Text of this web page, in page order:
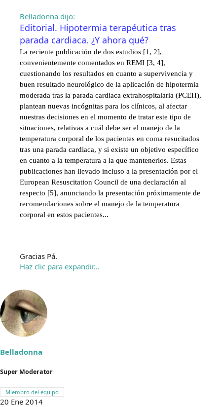
Belladonna dijo:
Editorial. Hipotermia terapéutica tras
parada cardiaca. ¿Y ahora qué?
La reciente publicación de dos estudios [1, 2],
convenientemente comentados en REMI [3, 4],
cuestionando los resultados en cuanto a supervivencia y
buen resultado neurológico de la aplicación de hipotermia
moderada tras la parada cardiaca extrahospitalaria (PCEH),
plantean nuevas incógnitas para los clínicos, al afectar
nuestras decisiones en el momento de tratar este tipo de
situaciones, relativas a cuál debe ser el manejo de la
temperatura corporal de los pacientes en coma resucitados
tras una parada cardiaca, y si existe un objetivo específico
en cuanto a la temperatura a la que mantenerlos. Estas
publicaciones han llevado incluso a la presentación por el
European Resuscitation Council de una declaración al
respecto [5], anunciando la presentación próximamente de
recomendaciones sobre el manejo de la temperatura
corporal en estos pacientes...
Gracias Pá.
Haz clic para expandir...
Belladonna
Super Moderator
Miembro del equipo
20 Ene 2014